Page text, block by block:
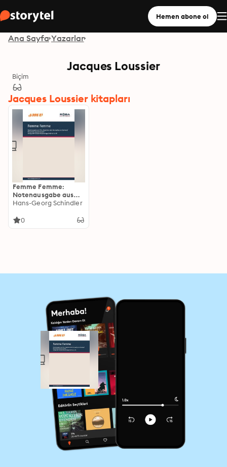
Hemen abone ol
Ana Sayfa Yazarlar
Jacques Loussier
Biçim
Jacques Loussier kitapları
Femme Femme:
Notenausgabe aus
dem
Film "Engelchen oder
Hans-Georg Schindler
0